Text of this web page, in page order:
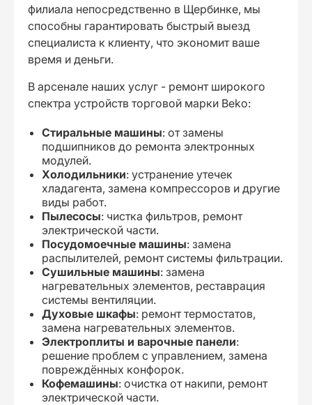
филиала непосредственно в Щербинке, мы
способны гарантировать быстрый выезд
специалиста к клиенту, что экономит ваше
время и деньги.
В арсенале наших услуг - ремонт широкого
спектра устройств торговой марки Beko:
Стиральные машины: от замены
подшипников до ремонта электронных
модулей.
Холодильники: устранение утечек
хладагента, замена компрессоров и другие
виды работ.
Пылесосы: чистка фильтров, ремонт
электрической части.
Посудомоечные машины: замена
распылителей, ремонт системы фильтрации.
Сушильные машины: замена
нагревательных элементов, реставрация
системы вентиляции.
Духовые шкафы: ремонт термостатов,
замена нагревательных элементов.
Электроплиты и варочные панели:
решение проблем с управлением, замена
повреждённых конфорок.
Кофемашины: очистка от накипи, ремонт
электрической части.